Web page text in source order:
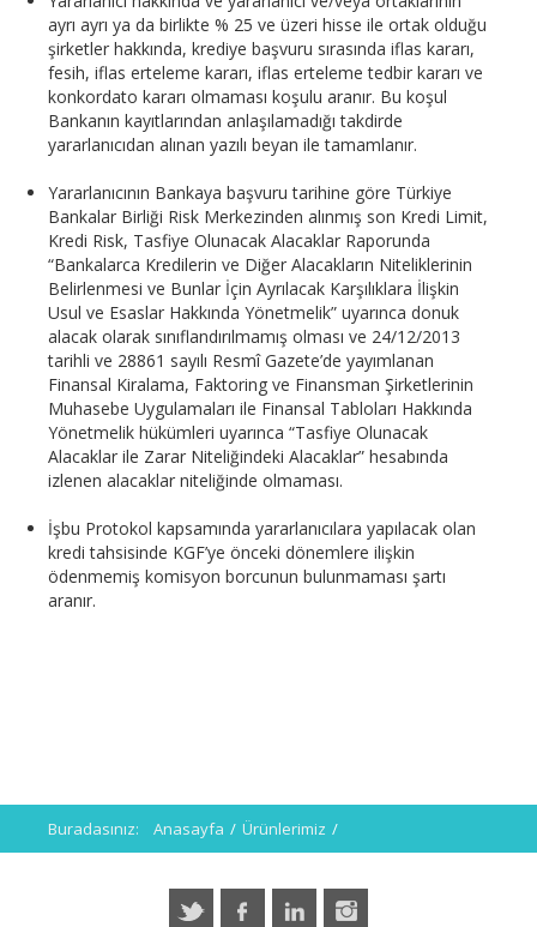
ayrı ayrı ya da birlikte % 25 ve üzeri hisse ile ortak olduğu
şirketler hakkında, krediye başvuru sırasında iflas kararı,
fesih, iflas erteleme kararı, iflas erteleme tedbir kararı ve
konkordato kararı olmaması koşulu aranır. Bu koşul
Bankanın kayıtlarından anlaşılamadığı takdirde
yararlanıcıdan alınan yazılı beyan ile tamamlanır.
Yararlanıcının Bankaya başvuru tarihine göre Türkiye
Bankalar Birliği Risk Merkezinden alınmış son Kredi Limit,
Kredi Risk, Tasfiye Olunacak Alacaklar Raporunda
“Bankalarca Kredilerin ve Diğer Alacakların Niteliklerinin
Belirlenmesi ve Bunlar İçin Ayrılacak Karşılıklara İlişkin
Usul ve Esaslar Hakkında Yönetmelik” uyarınca donuk
alacak olarak sınıflandırılmamış olması ve 24/12/2013
tarihli ve 28861 sayılı Resmî Gazete’de yayımlanan
Finansal Kiralama, Faktoring ve Finansman Şirketlerinin
Muhasebe Uygulamaları ile Finansal Tabloları Hakkında
Yönetmelik hükümleri uyarınca “Tasfiye Olunacak
Alacaklar ile Zarar Niteliğindeki Alacaklar” hesabında
izlenen alacaklar niteliğinde olmaması.
İşbu Protokol kapsamında yararlanıcılara yapılacak olan
kredi tahsisinde KGF’ye önceki dönemlere ilişkin
ödenmemiş komisyon borcunun bulunmaması şartı
aranır.
Buradasınız: Anasayfa / Ürünlerimiz /
Hazine Destekli Kefaletler / Geçmiş Programlar > /